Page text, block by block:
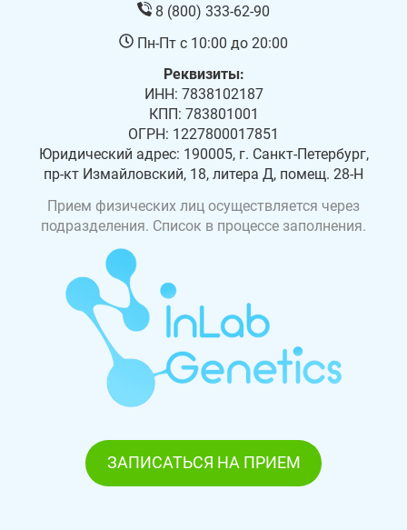
8 (800) 333-62-90
Пн-Пт с 10:00 до 20:00
Реквизиты:
ИНН: 7838102187
КПП: 783801001
ОГРН: 1227800017851
Юридический адрес: 190005, г. Санкт-Петербург,
пр-кт Измайловский, 18, литера Д, помещ. 28-Н
Прием физических лиц осуществляется через
подразделения. Список в процессе заполнения.
ЗАПИСАТЬСЯ НА ПРИЕМ